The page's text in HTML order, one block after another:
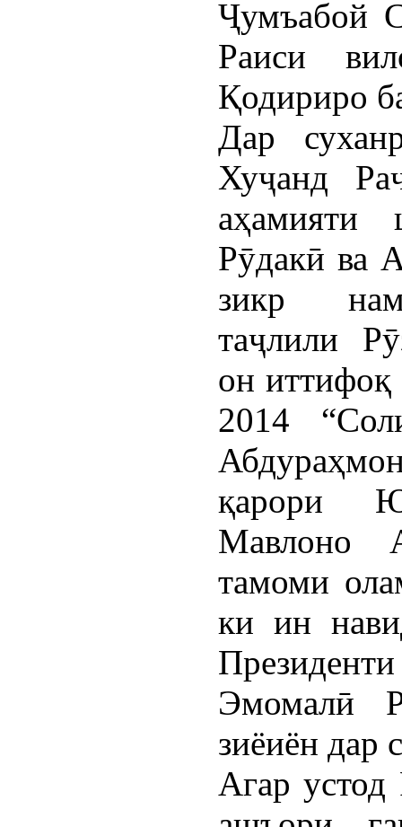
Ҷумъабой
Раиси
Қодириро
Дар
Хуҷанд
Рӯдакӣ ва
зикр
таҷлили
он иттифоқ
2014
қарори
Мавлоно
тамоми
ки ин
Эмомалӣ
зиёиён дар
Агар